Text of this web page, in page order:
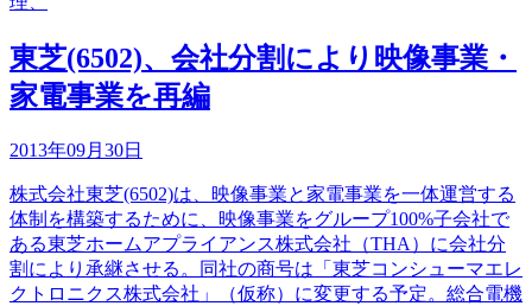
東芝(6502)、会社分割により映像事業・
家電事業を再編
2013年09月30日
株式会社東芝(6502)は、映像事業と家電事業を一体運営する
体制を構築するために、映像事業をグループ100%子会社で
ある東芝ホームアプライアンス株式会社（THA）に会社分
割により承継させる。同社の商号は「東芝コンシューマエレ
クトロニクス株式会社」（仮称）に変更する予定。総合電機